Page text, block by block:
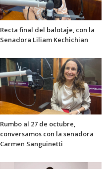
Recta final del balotaje, con la
Senadora Liliam Kechichian
Rumbo al 27 de octubre,
conversamos con la senadora
Carmen Sanguinetti